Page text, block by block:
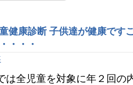
健康診断 子供達が健康です
・・・
は全児童を対象に年２回の